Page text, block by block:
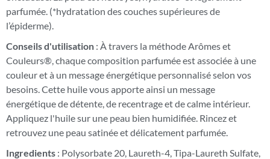
parfumée. (*hydratation des couches supérieures de
l’épiderme).
Conseils d'utilisation : À travers la méthode Arômes et
Couleurs®, chaque composition parfumée est associée à une
couleur et à un message énergétique personnalisé selon vos
besoins. Cette huile vous apporte ainsi un message
énergétique de détente, de recentrage et de calme intérieur.
Appliquez l'huile sur une peau bien humidifiée. Rincez et
retrouvez une peau satinée et délicatement parfumée.
Ingredients : Polysorbate 20, Laureth-4, Tipa-Laureth Sulfate,